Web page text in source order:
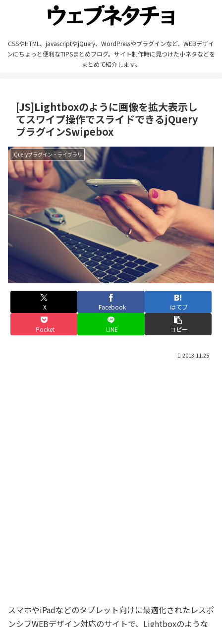
CSSやHTML、javascriptやjQuery、WordPressやプラグインなど、WEBデザイ
ンにちょっと便利なTIPSまとめブログ。サイト制作時に見つけた小ネタなどを
まとめて紹介します。
[JS]Lightboxのように画像を拡大表示し
てスワイプ操作でスライドできるjQuery
プラグインSwipebox
jQueryプラグイン・ライブラリ
X Facebook はてブ
Pocket LINE コピー
2013.11.25
スマホやiPadなどのタブレット向けに最適化されたレスポ
ンシブWEBデザイン対応のサイトで、Lightboxのような